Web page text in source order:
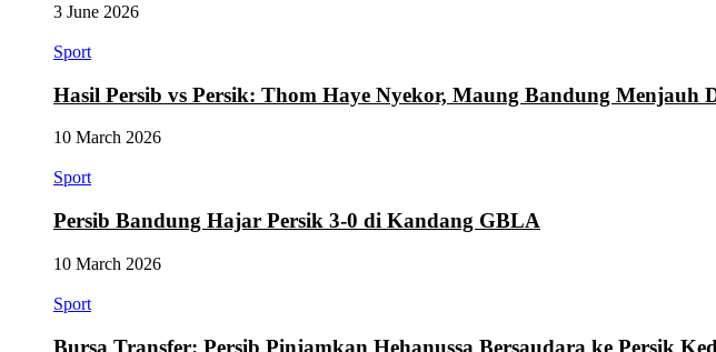
3 June 2026
Sport
Hasil Persib vs Persik: Thom Haye Nyekor, Maung Bandung
10 March 2026
Sport
Persib Bandung Hajar Persik 3-0 di Kandang GBLA
10 March 2026
Sport
Bursa Transfer: Persib Pinjamkan Hehanussa Bersaudara ke Persik